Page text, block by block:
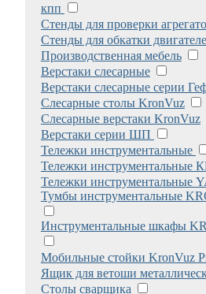
кпп
Стенды для проверки
Стенды для обкатки
Производственная мебель
Верстаки слесарные
Верстаки слесарные серии
Слесарные столы KronVuz
Слесарные верстаки KronVuz
Верстаки серии ШП
Тележки инструментальные
Тележки инструментальные
Тележки инструментальные
Тумбы инструментальные
Инструментальные шкафы
Мобильные стойки KronVuz
Ящик для ветоши
Столы сварщика